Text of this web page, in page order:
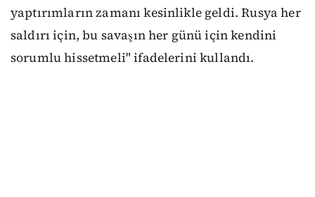
yaptırımların zamanı kesinlikle geldi. Rusya her
saldırı için, bu savaşın her günü için kendini
sorumlu hissetmeli" ifadelerini kullandı.